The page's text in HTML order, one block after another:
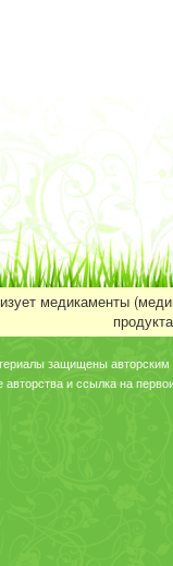
медикаменты
защищены авторским
авторства и ссылка на